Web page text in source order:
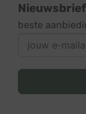
Nieuwsbrief
beste